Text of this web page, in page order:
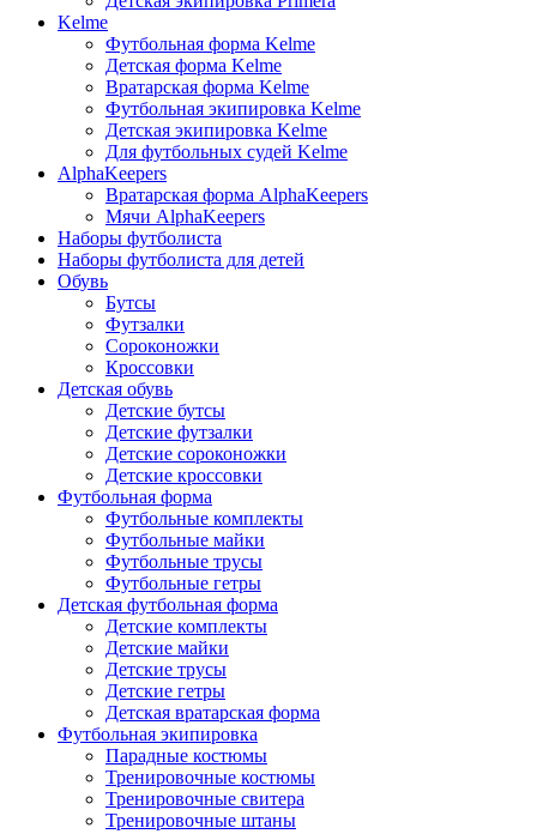
Kelme
Футбольная форма Kelme
Детская форма Kelme
Вратарская форма Kelme
Футбольная экипировка Kelme
Детская экипировка Kelme
Для футбольных судей Kelme
AlphaKeepers
Вратарская форма AlphaKeepers
Мячи AlphaKeepers
Наборы футболиста
Наборы футболиста для детей
Обувь
Бутсы
Футзалки
Сороконожки
Кроссовки
Детская обувь
Детские бутсы
Детские футзалки
Детские сороконожки
Детские кроссовки
Футбольная форма
Футбольные комплекты
Футбольные майки
Футбольные трусы
Футбольные гетры
Детская футбольная форма
Детские комплекты
Детские майки
Детские трусы
Детские гетры
Детская вратарская форма
Футбольная экипировка
Парадные костюмы
Тренировочные костюмы
Тренировочные свитера
Тренировочные штаны